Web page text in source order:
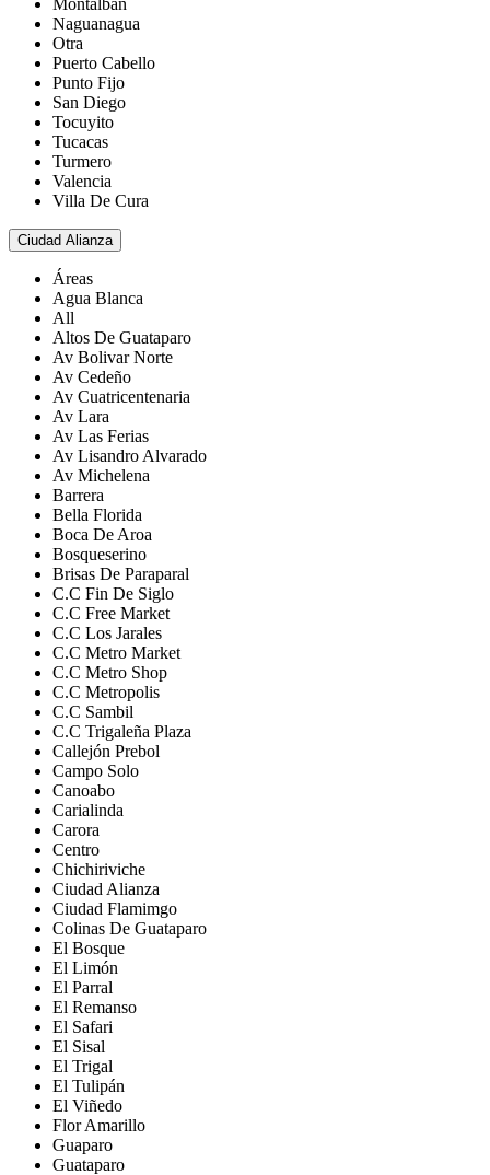
Naguanagua
Otra
Puerto Cabello
Punto Fijo
San Diego
Tocuyito
Tucacas
Turmero
Valencia
Villa De Cura
Ciudad Alianza
Áreas
Agua Blanca
All
Altos De Guataparo
Av Bolivar Norte
Av Cedeño
Av Cuatricentenaria
Av Lara
Av Las Ferias
Av Lisandro Alvarado
Av Michelena
Barrera
Bella Florida
Boca De Aroa
Bosqueserino
Brisas De Paraparal
C.C Fin De Siglo
C.C Free Market
C.C Los Jarales
C.C Metro Market
C.C Metro Shop
C.C Metropolis
C.C Sambil
C.C Trigaleña Plaza
Callejón Prebol
Campo Solo
Canoabo
Carialinda
Carora
Centro
Chichiriviche
Ciudad Alianza
Ciudad Flamimgo
Colinas De Guataparo
El Bosque
El Limón
El Parral
El Remanso
El Safari
El Sisal
El Trigal
El Tulipán
El Viñedo
Flor Amarillo
Guaparo
Guataparo